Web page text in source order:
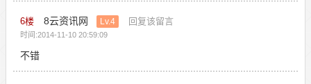
6楼 8云资讯网 Lv.4 回复该留言
时间:2014-11-10 20:59:09
不错